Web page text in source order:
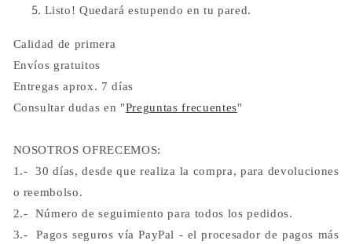
Listo! Quedará estupendo en tu pared.
Calidad de primera
Envíos gratuitos
Entregas aprox. 7 días
Consultar dudas en "Preguntas frecuentes"
NOSOTROS OFRECEMOS:
1.- 30 días, desde que realiza la compra, para devoluciones
o reembolso.
2.- Número de seguimiento para todos los pedidos.
3.- Pagos seguros vía PayPal - el procesador de pagos más